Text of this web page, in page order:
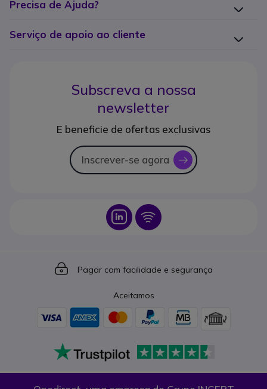
Precisa de Ajuda?
Serviço de apoio ao cliente
Subscreva a nossa
newsletter
E beneficie de ofertas exclusivas
Inscrever-se agora icon
Icon Icon
Icon
Pagar com facilidade e segurança
Aceitamos